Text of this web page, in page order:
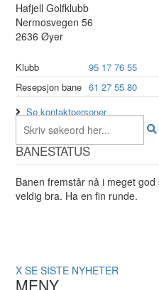
Hafjell Golfklubb
Nermosvegen 56
2636 Øyer
Klubb
95 17 76 55
Resepsjon bane 61 27 55 80
Se kontaktpersoner
BANESTATUS
Banen fremstår nå i meget
veldig bra. Ha en fin runde.
X SE SISTE NYHETER
MENY